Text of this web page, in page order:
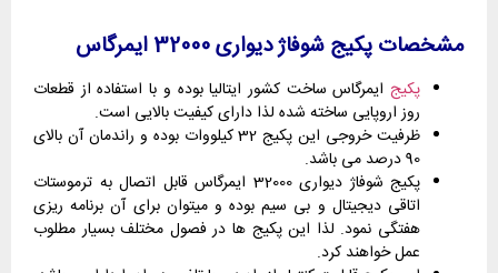
مشخصات پکیج شوفاژ دیواری 32000 ایمرگاس
پکیج ایمرگاس ساخت کشور ایتالیا بوده و با استفاده از قطعات
روز اروپایی ساخته شده لذا دارای کیفیت بالایی است.
ظرفیت خروجی این پکیج 32 کیلووات بوده و راندمان آن بالای
90 درصد می باشد.
پکیج شوفاژ دیواری 32000 ایمرگاس قابل اتصال به ترموستات
اتاقی دیجیتال و بی سیم بوده و میتوان برای آن برنامه ریزی
هفتگی نمود. لذا این پکیج ها در فصول مختلف بسیار مطلوب
عمل خواهند کرد.